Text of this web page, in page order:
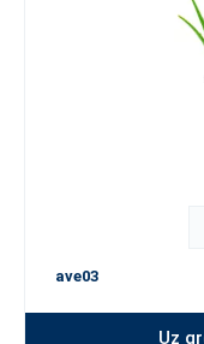
ave03
Uz